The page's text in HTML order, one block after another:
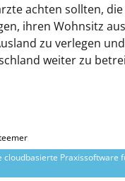
achten sollten,
ihren Wohnsitz
zu verlegen
weiter zu
cloudbasierte Praxissoftware